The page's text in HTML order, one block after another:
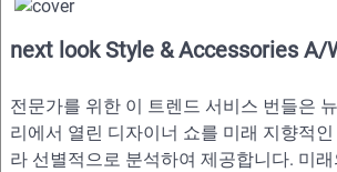
next look Style & Accessories A/
전문가를 위한 이 트렌드 서비스 번들은
리에서 열린 디자이너 쇼를 미래 지향적
라 선별적으로 분석하여 제공합니다. 미